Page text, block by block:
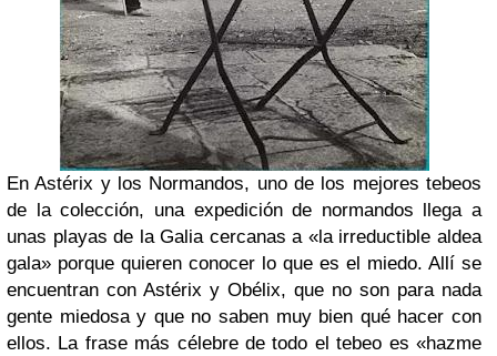
EnAstérix y los Normandos, uno de los mejores tebeos
de la colección, una expedición de normandos llega a
unas playas de la Galia cercanas a «la irreductible aldea
gala» porque quieren conocer lo que es el miedo. Allí se
encuentran con Astérix y Obélix, que no son para nada
gente miedosa y que no saben muy bien qué hacer con
ellos. La frase más célebre de todo el tebeo es «hazme